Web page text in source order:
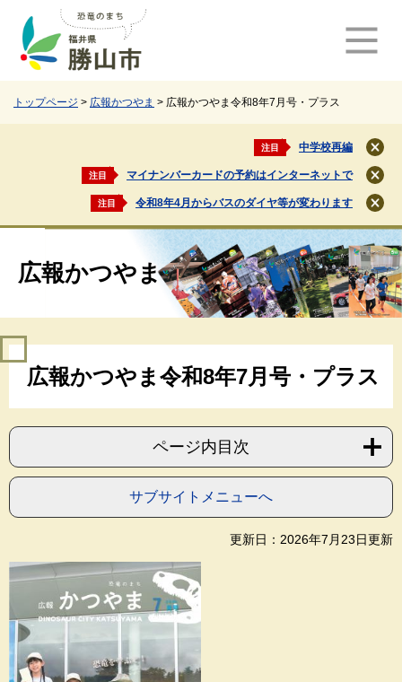
トップページ > 広報かつやま > 広報かつやま令和8年7月号・プラス
注目 中学校再編
閉
じ
る
注目 マイナンバーカードの予約はインターネットで
閉
じ
る
注目 令和8年4月からバスのダイヤ等が変わります
閉
じ
る
広報かつやま
広報かつやま令和8年7月号・プラス
ページ内目次
サブサイトメニューへ
更新日：2026年7月23日更新